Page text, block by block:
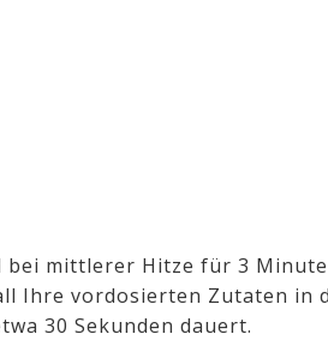
bei mittlerer Hitze für 3
Ihre vordosierten Zutaten in
30 Sekunden dauert.